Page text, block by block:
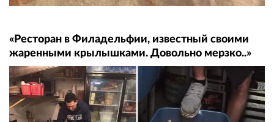
«Ресторан в Филадельфии, известный своими
жаренными крылышками. Довольно мерзко..»